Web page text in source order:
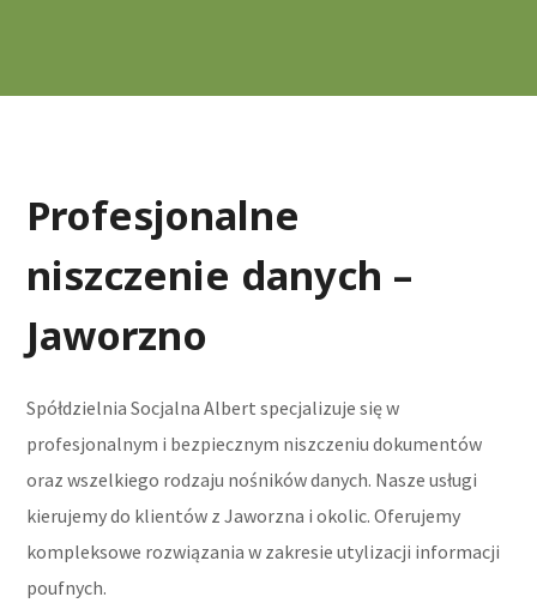
Profesjonalne
niszczenie danych –
Jaworzno
Spółdzielnia Socjalna Albert specjalizuje się w
profesjonalnym i bezpiecznym niszczeniu dokumentów
oraz wszelkiego rodzaju nośników danych. Nasze usługi
kierujemy do klientów z Jaworzna i okolic. Oferujemy
kompleksowe rozwiązania w zakresie utylizacji informacji
poufnych.